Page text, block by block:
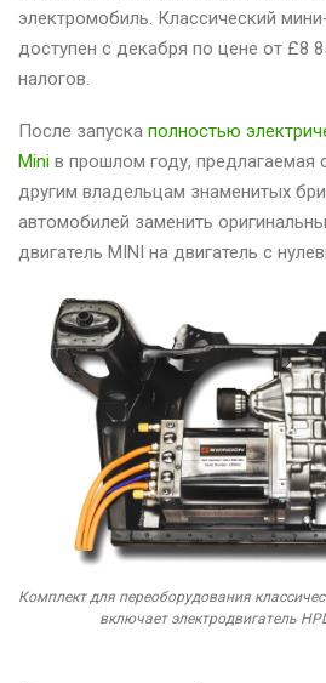
электромобиль. Классический
доступен с декабря по цене от £8
налогов.
После запуска полностью
Mini в прошлом году, предлагаемая
другим владельцам знаменитых
автомобилей заменить
двигатель MINI на двигатель с
Комплект для переоборудования
включает электродвигатель